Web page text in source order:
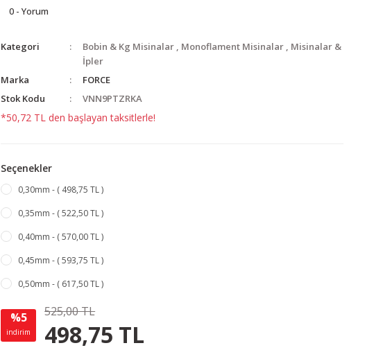
0 - Yorum
Kategori Bobin & Kg Misinalar , Monoflament Misinalar , Misinalar &
İpler
Marka
FORCE
Stok Kodu
VNN9PTZRKA
*50,72 TL den başlayan taksitlerle!
Seçenekler
0,30mm - ( 498,75 TL )
0,35mm - ( 522,50 TL )
0,40mm - ( 570,00 TL )
0,45mm - ( 593,75 TL )
0,50mm - ( 617,50 TL )
%5
indirim
525,00 TL
498,75 TL